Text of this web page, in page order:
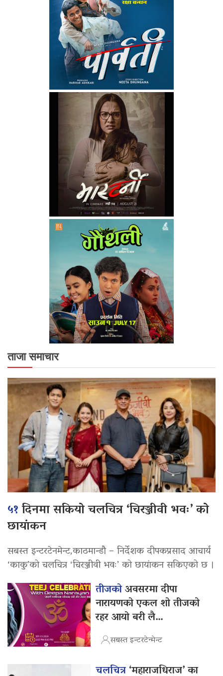
ताजा समाचार
५१दिनमा सकियो चलचित्र ‘चिरञ्जीवी भवः’ को
छायांकन
सबस्त इन्टरटेनमेन्ट,काठमान्डौ – निर्देशक दीपकप्रसाद आचार्य
‘काकु’को चलचित्र ‘चिरञ्जीवी भवः’ को छायांकन सकिएको छ ।
तीजकोअवसरमा दीपा
नारायणको एकल शो तीजको
रहर आयो बरी लै…
सबस्त इन्टरटेन्मेन्ट
चलचित्र‘महाराजधिराज’ का